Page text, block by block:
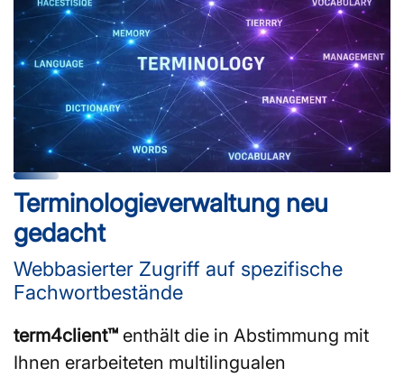
Terminologieverwaltung neu
gedacht
Webbasierter Zugriff auf spezifische
Fachwortbestände
term4client™ enthält die in Abstimmung mit
Ihnen erarbeiteten multilingualen